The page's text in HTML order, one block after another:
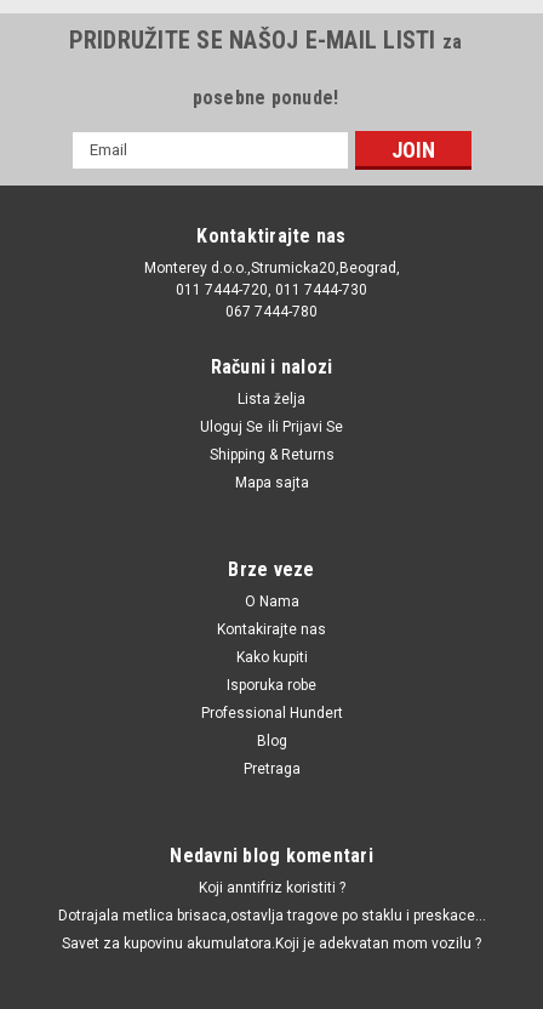
1023587 / 110003510 / 1003914 / 1012464 / 1101042 /
96FB18198AG / 1E0028012 / 1E0028012A
DODAJ U KORPU
PRIDRUŽITE SE NAŠOJ E-MAIL LISTI za
posebne ponude!
mail
Kontaktirajte nas
Monterey d.o.o.,Strumicka20,Beograd,
011 7444-720, 011 7444-730
067 7444-780
Računi i nalozi
Lista želja
Uloguj Se ili Prijavi Se
Shipping & Returns
Mapa sajta
Brze veze
O Nama
Kontakirajte nas
Kako kupiti
Isporuka robe
Professional Hundert
Blog
Pretraga
Nedavni blog komentari
Koji anntifriz koristiti ?
Dotrajala metlica brisaca,ostavlja tragove po staklu i preskace...
Savet za kupovinu akumulatora.Koji je adekvatan mom vozilu ?